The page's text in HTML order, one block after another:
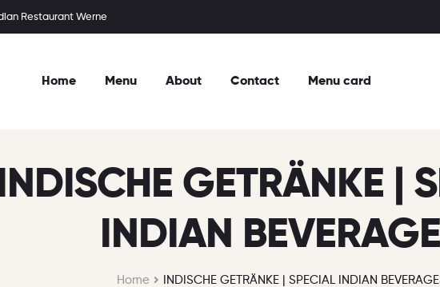
Restaurant Werne
Home Menu About Contact Menu card
GETRÄNKE |
INDIAN
Home INDISCHE GETRÄNKE | SPECIAL INDIAN